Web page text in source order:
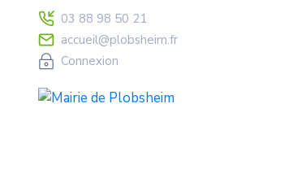
03 88 98 50 21
accueil@plobsheim.fr
Connexion